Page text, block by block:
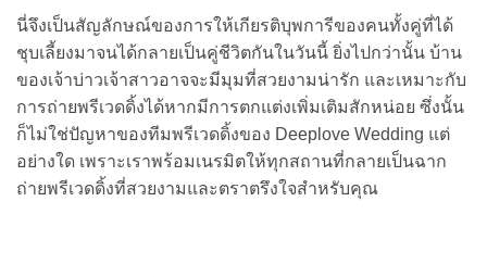
นี่จึงเป็นสัญลักษณ์ของการให้เกียรติบุพการีของคนทั้งคู่ที่ได้
ชุบเลี้ยงมาจนได้กลายเป็นคู่ชีวิตกันในวันนี้ ยิ่งไปกว่านั้น บ้าน
ของเจ้าบ่าวเจ้าสาวอาจจะมีมุมที่สวยงามน่ารัก และเหมาะกับ
การถ่ายพรีเวดดิ้งได้หากมีการตกแต่งเพิ่มเติมสักหน่อย ซึ่งนั้น
ก็ไม่ใช่ปัญหาของทีมพรีเวดดิ้งของ Deeplove Wedding แต่
อย่างใด เพราะเราพร้อมเนรมิตให้ทุกสถานที่กลายเป็นฉาก
ถ่ายพรีเวดดิ้งที่สวยงามและตราตรึงใจสำหรับคุณ